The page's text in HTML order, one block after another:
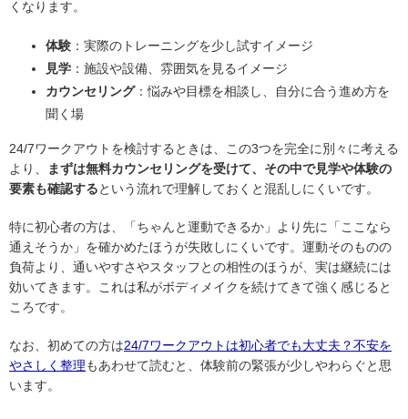
くなります。
体験 ：実際のトレーニングを少し試すイメージ
見学 ：施設や設備、雰囲気を見るイメージ
カウンセリング：悩みや目標を相談し、自分に合う進め方を
聞く場
24/7ワークアウトを検討するときは、この3つを完全に別々に考える
より、
まずは無料カウンセリングを受けて、その中で見学や体験の
要素も確認するという流れで理解しておくと混乱しにくいです。
特に初心者の方は、「ちゃんと運動できるか」より先に「ここなら
通えそうか」を確かめたほうが失敗しにくいです。運動そのものの
負荷より、通いやすさやスタッフとの相性のほうが、実は継続には
効いてきます。これは私がボディメイクを続けてきて強く感じると
ころです。
なお、初めての方は24/7ワークアウトは初心者でも大丈夫？不安を
やさしく整理もあわせて読むと、体験前の緊張が少しやわらぐと思
います。